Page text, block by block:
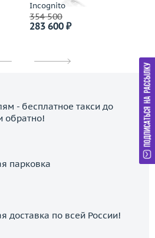
Incognito
354 500
283 600 ₽
- бесплатное такси до
обратно!
парковка
доставка по всей России!